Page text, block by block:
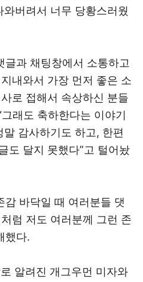
버려서 너무 당황스러웠
글과 채팅창에서 소통하고
내와서 가장 먼저 좋은 소
로 접해서 속상하신 분들
래도 축하한다는 이야기
감사하기도 하고, 한편
도 달지 못했다”고 털어놨
감 바닥일 때 여러분들 댓
럼 저도 여러분께 그런 존
했다.
알려진 개그우먼 미자와